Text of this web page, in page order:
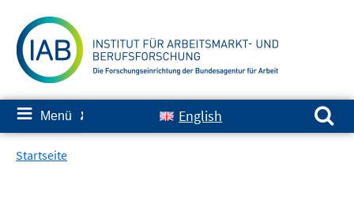
zum
Inhalt
≡ Menü ✘ English
Suchen nach:
Startseite